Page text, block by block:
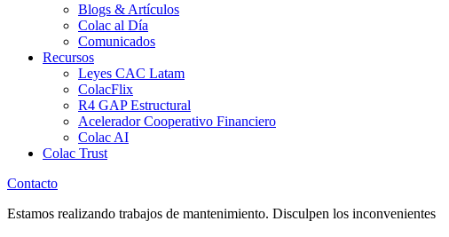
Blogs & Artículos
Colac al Día
Comunicados
Recursos
Leyes CAC Latam
ColacFlix
R4 GAP Estructural
Acelerador Cooperativo Financiero
Colac AI
Colac Trust
Contacto
Estamos realizando trabajos de mantenimiento. Disculpen los inconvenientes